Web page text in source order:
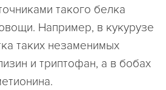
такого белка
Например, в кукурузе
таких незаменимых
и триптофан, а в бобах